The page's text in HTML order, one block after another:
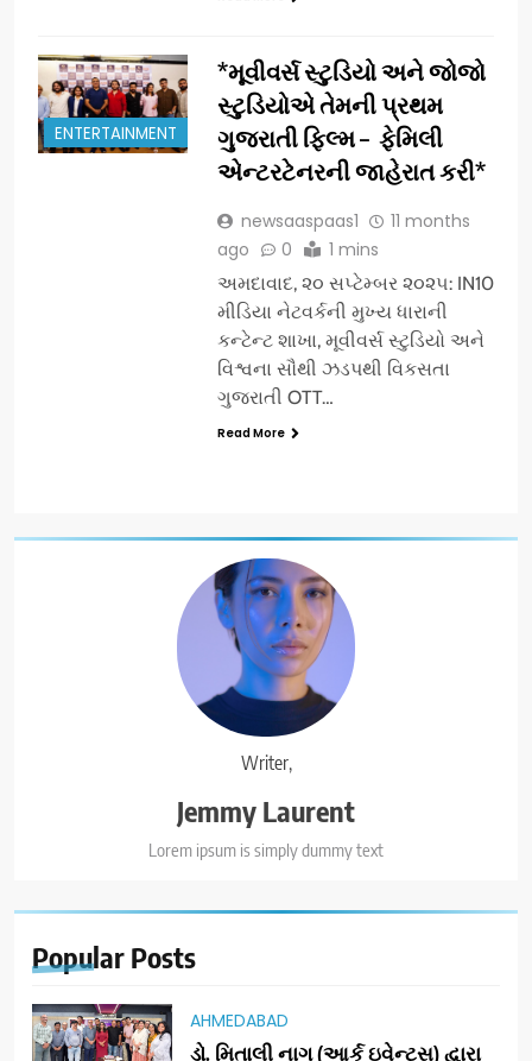
Writer,
Jemmy Laurent
Lorem ipsum is simply dummy text
Popular Posts
AHMEDABAD
ડો. મિતાલી નાગ (આર્ક ઇવેન્ટ્સ) દ્વારા
ENTERTAINMENT
*મૂવીવર્સ સ્ટુડિયો અને જોજો
સ્ટુડિયોએ તેમની પ્રથમ
ગુજરાતી ફિલ્મ – ફેમિલી
એન્ટરટેનરની જાહેરાત કરી*
newsaaspaas1
11 months
ago
0 1 mins
અમદાવાદ, ૨૦ સપ્ટેમ્બર ૨૦૨૫: IN10
મીડિયા નેટવર્કની મુખ્ય ધારાની
કન્ટેન્ટ શાખા, મૂવીવર્સ સ્ટુડિયો અને
વિશ્વના સૌથી ઝડપથી વિકસતા
ગુજરાતી OTT…
Read More